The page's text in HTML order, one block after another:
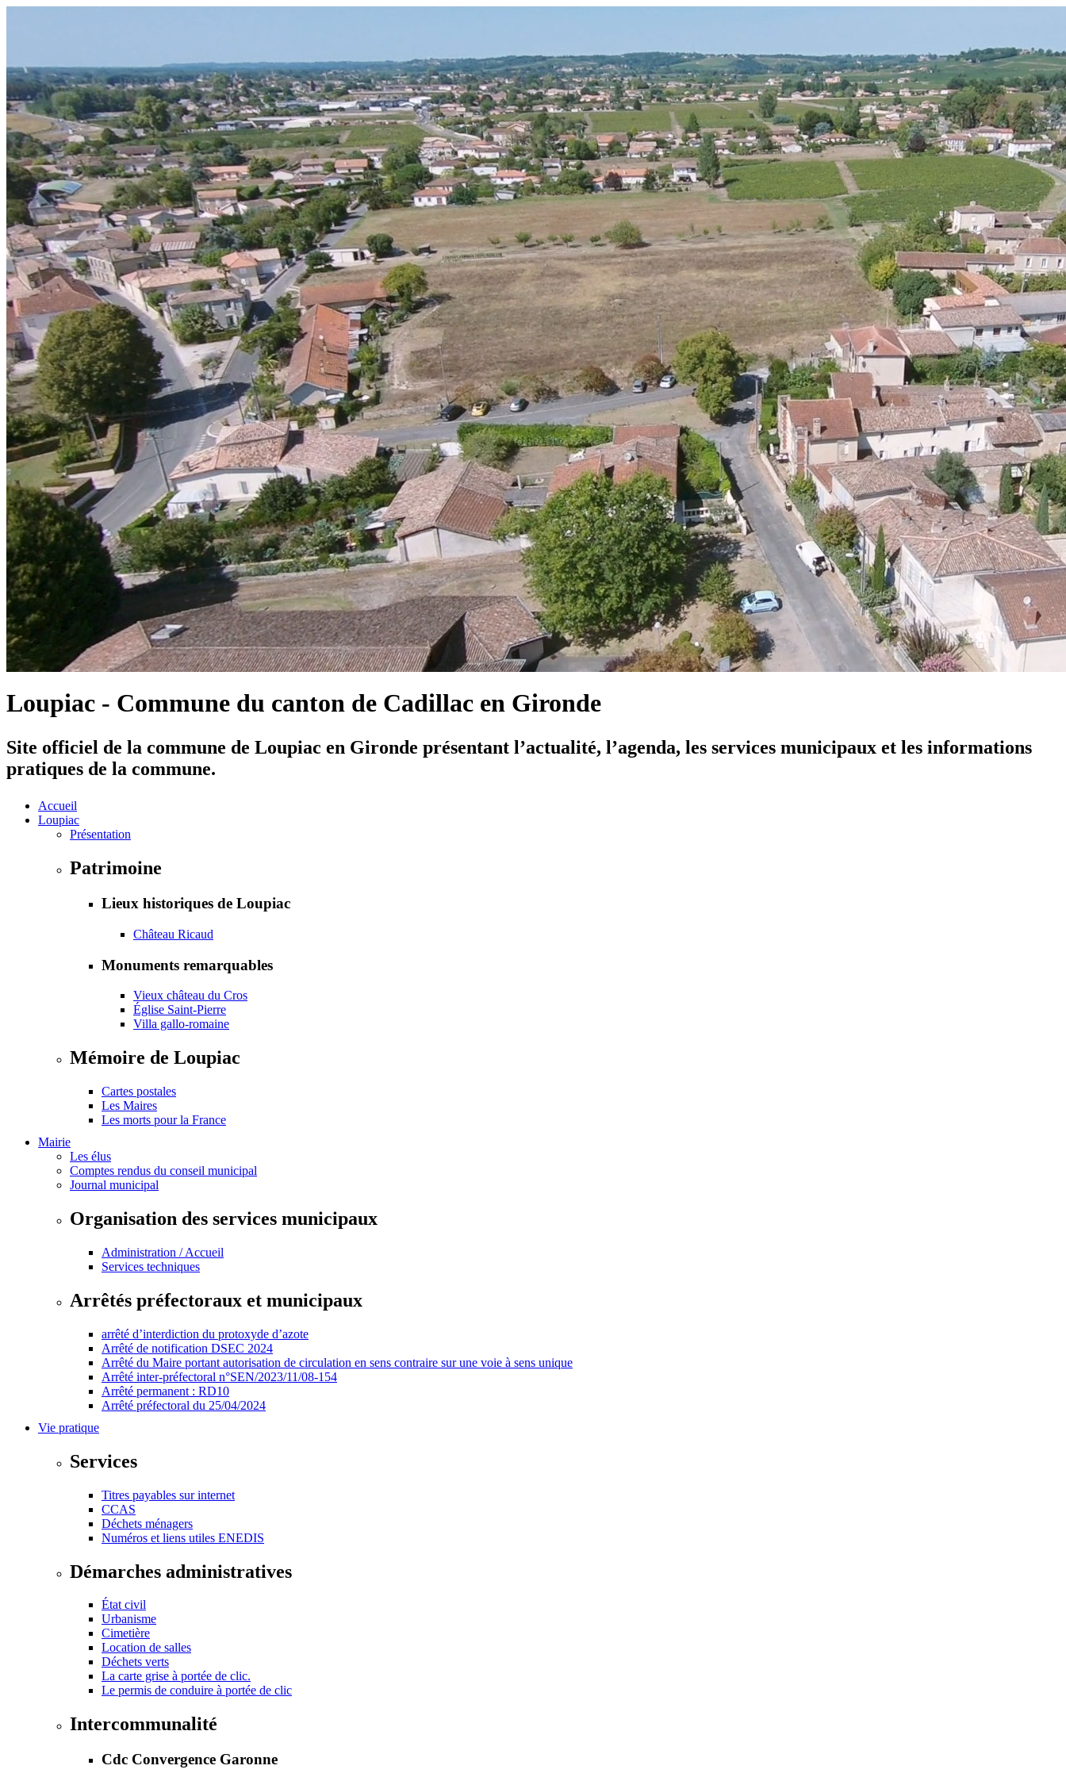
Loupiac - Commune du canton de Cadillac en Gironde
Site officiel de la commune de Loupiac en Gironde présentant l’actualité, l’agenda, les services municipaux et les informations
pratiques de la commune.
Accueil
Loupiac
Présentation
Patrimoine
Lieux historiques de Loupiac
Château Ricaud
Monuments remarquables
Vieux château du Cros
Église Saint-Pierre
Villa gallo-romaine
Mémoire de Loupiac
Cartes postales
Les Maires
Les morts pour la France
Mairie
Les élus
Comptes rendus du conseil municipal
Journal municipal
Organisation des services municipaux
Administration / Accueil
Services techniques
Arrêtés préfectoraux et municipaux
arrêté d’interdiction du protoxyde d’azote
Arrêté de notification DSEC 2024
Arrêté du Maire portant autorisation de circulation en sens contraire sur une voie à sens unique
Arrêté inter-préfectoral n°SEN/2023/11/08-154
Arrêté permanent : RD10
Arrêté préfectoral du 25/04/2024
Vie pratique
Services
Titres payables sur internet
CCAS
Déchets ménagers
Numéros et liens utiles ENEDIS
Démarches administratives
État civil
Urbanisme
Cimetière
Location de salles
Déchets verts
La carte grise à portée de clic.
Le permis de conduire à portée de clic
Intercommunalité
Cdc Convergence Garonne